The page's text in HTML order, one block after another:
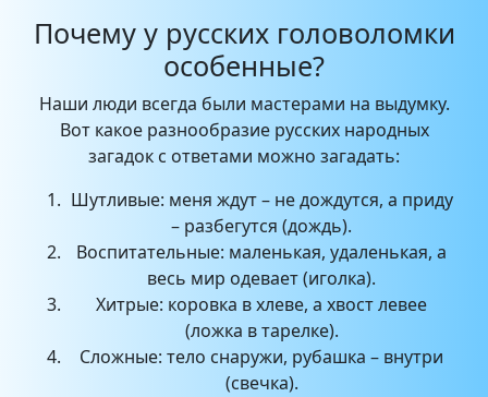
Почему у русских головоломки
особенные?
Наши люди всегда были мастерами на выдумку.
Вот какое разнообразие русских народных
загадок с ответами можно загадать:
Шутливые: меня ждут – не дождутся, а приду
– разбегутся (дождь).
Воспитательные: маленькая, удаленькая, а
весь мир одевает (иголка).
Хитрые: коровка в хлеве, а хвост левее
(ложка в тарелке).
Сложные: тело снаружи, рубашка – внутри
(свечка).